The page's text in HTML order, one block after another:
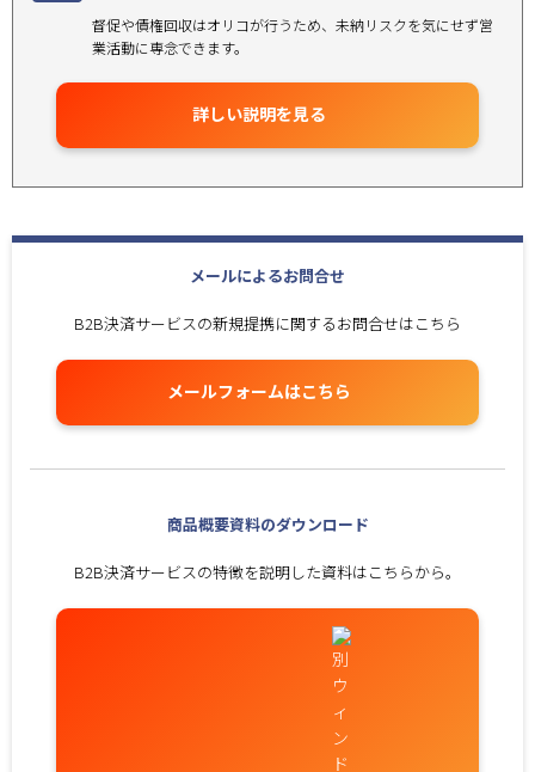
督促や債権回収はオリコが行うため、未納リスクを気にせず営
業活動に専念できます。
詳しい説明を見る
メールによるお問合せ
B2B決済サービスの新規提携に関するお問合せはこちら
メールフォームはこちら
商品概要資料のダウンロード
B2B決済サービスの特徴を説明した資料はこちらから。